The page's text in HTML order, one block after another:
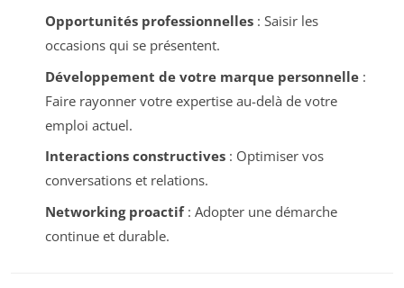
Opportunités professionnelles: Saisir les
occasions qui se présentent.
Développement de votre marque personnelle:
Faire rayonner votre expertise au-delà de votre
emploi actuel.
Interactions constructives: Optimiser vos
conversations et relations.
Networking proactif: Adopter une démarche
continue et durable.